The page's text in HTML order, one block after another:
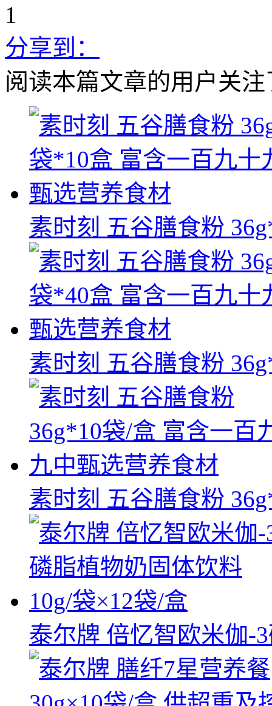
1
分享到：
阅读本篇文章的用户关注
素时刻 五谷膳食粉
素时刻 五谷膳食粉
素时刻 五谷膳食粉
泰尔牌 倍忆智欧米伽-